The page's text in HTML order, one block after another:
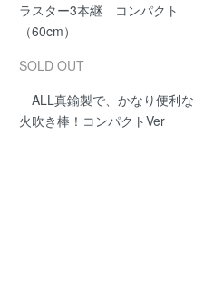
ラスター3本継 コンパクト
（60cm）
SOLD OUT
ALL真鍮製で、かなり便利な
火吹き棒！コンパクトVer